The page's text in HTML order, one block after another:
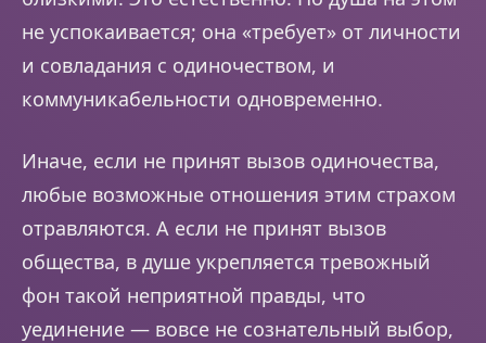
не успокаивается; она «требует» от личности
и совладания с одиночеством, и
коммуникабельности одновременно.
Иначе, если не принят вызов одиночества,
любые возможные отношения этим страхом
отравляются. А если не принят вызов
общества, в душе укрепляется тревожный
фон такой неприятной правды, что
уединение — вовсе не сознательный выбор,